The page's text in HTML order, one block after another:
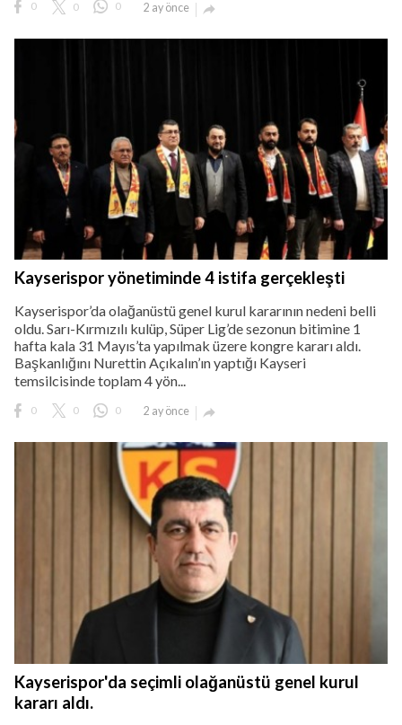
0 0 0 2 ay önce 
Kayserispor yönetiminde 4 istifa gerçekleşti
Kayserispor’da olağanüstü genel kurul kararının nedeni belli
oldu. Sarı-Kırmızılı kulüp, Süper Lig’de sezonun bitimine 1
hafta kala 31 Mayıs’ta yapılmak üzere kongre kararı aldı.
Başkanlığını Nurettin Açıkalın’ın yaptığı Kayseri
temsilcisinde toplam 4 yön...
0 0 0 2 ay önce 
Kayserispor'da seçimli olağanüstü genel kurul
kararı aldı.